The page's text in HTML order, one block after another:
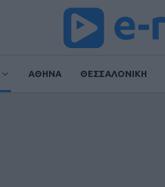
ΑΘΗΝΑ ΘΕΣΣΑΛΟΝΙΚΗ